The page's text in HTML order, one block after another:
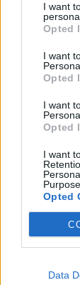
I want
Opted
I want
Opted
I want
Opted
I want
Opted
Data
Mateo
komenti i
gjithë